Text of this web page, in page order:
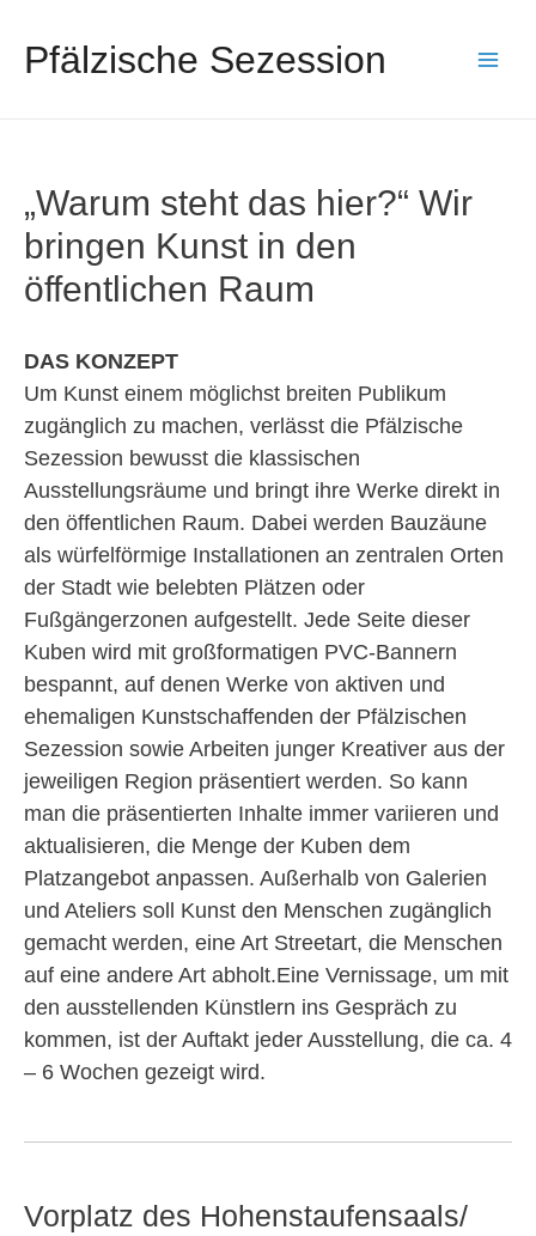
Pfälzische Sezession
„Warum steht das hier?“ Wir
bringen Kunst in den
öffentlichen Raum
DAS KONZEPT
Um Kunst einem möglichst breiten Publikum
zugänglich zu machen, verlässt die Pfälzische
Sezession bewusst die klassischen
Ausstellungsräume und bringt ihre Werke direkt in
den öffentlichen Raum. Dabei werden Bauzäune
als würfelförmige Installationen an zentralen Orten
der Stadt wie belebten Plätzen oder
Fußgängerzonen aufgestellt. Jede Seite dieser
Kuben wird mit großformatigen PVC-Bannern
bespannt, auf denen Werke von aktiven und
ehemaligen Kunstschaffenden der Pfälzischen
Sezession sowie Arbeiten junger Kreativer aus der
jeweiligen Region präsentiert werden. So kann
man die präsentierten Inhalte immer variieren und
aktualisieren, die Menge der Kuben dem
Platzangebot anpassen. Außerhalb von Galerien
und Ateliers soll Kunst den Menschen zugänglich
gemacht werden, eine Art Streetart, die Menschen
auf eine andere Art abholt.Eine Vernissage, um mit
den ausstellenden Künstlern ins Gespräch zu
kommen, ist der Auftakt jeder Ausstellung, die ca. 4
– 6 Wochen gezeigt wird.
Vorplatz des Hohenstaufensaals/